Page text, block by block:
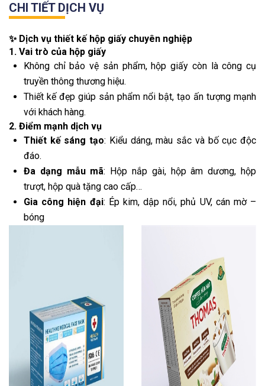
CHI TIẾT DỊCH VỤ
✨ Dịch vụ thiết kế hộp giấy chuyên nghiệp
1. Vai trò của hộp giấy
Không chỉ bảo vệ sản phẩm, hộp giấy còn là công cụ
truyền thông thương hiệu.
Thiết kế đẹp giúp sản phẩm nổi bật, tạo ấn tượng mạnh
với khách hàng.
2. Điểm mạnh dịch vụ
Thiết kế sáng tạo: Kiểu dáng, màu sắc và bố cục độc
đáo.
Đa dạng mẫu mã: Hộp nắp gài, hộp âm dương, hộp
trượt, hộp quà tặng cao cấp…
Gia công hiện đại: Ép kim, dập nổi, phủ UV, cán mờ –
bóng